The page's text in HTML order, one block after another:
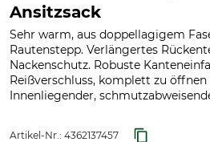
Ansitzsack
Sehr warm, aus doppellagigem
Rautenstepp. Verlängertes
Nackenschutz. Robuste
Reißverschluss, komplett zu
Innenliegender,
Artikel-Nr.: 4362137457